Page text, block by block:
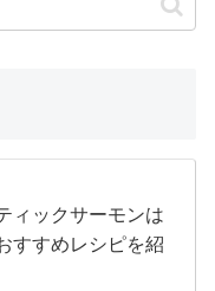
ィックサーモンは
すすめレシピを紹